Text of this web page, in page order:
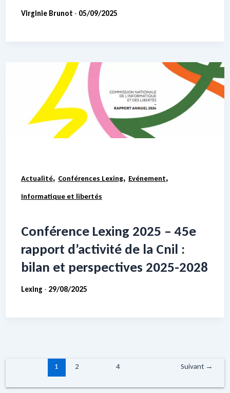
Virginie Brunot - 05/09/2025
Actualité, Conférences Lexing, Evénement,
Informatique et libertés
Conférence Lexing 2025 – 45e
rapport d’activité de la Cnil :
bilan et perspectives 2025-2028
Lexing - 29/08/2025
1 2 4 Suivant →